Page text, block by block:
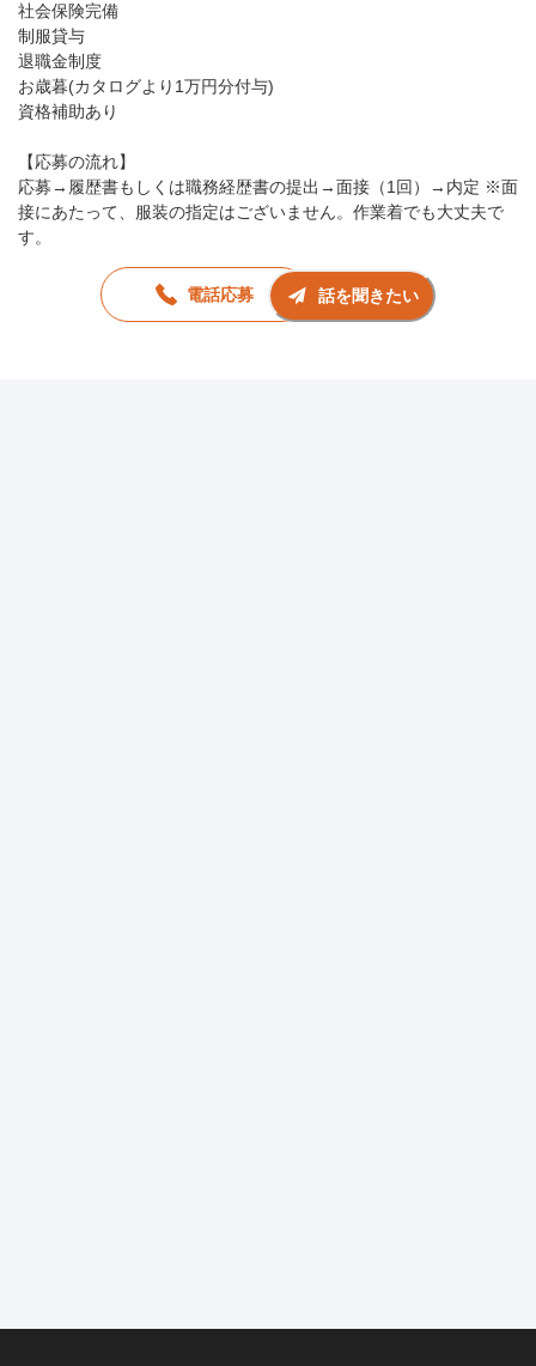
社会保険完備
制服貸与
退職金制度
お歳暮(カタログより1万円分付与)
資格補助あり
【応募の流れ】
応募→履歴書もしくは職務経歴書の提出→面接（1回）→内定 ※面
接にあたって、服装の指定はございません。作業着でも大丈夫で
す。
電話応募 話を聞きたい